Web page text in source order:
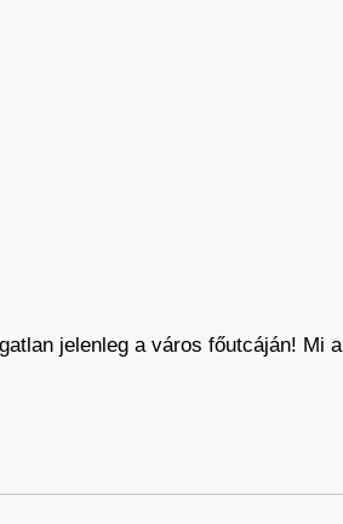
jelenleg a város főutcáján! Mi a